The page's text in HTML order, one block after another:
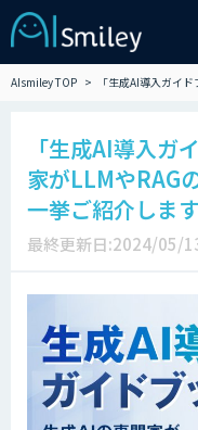
AIsmiley TOP 「生成AI導入ガイ
「生成AI導入ガ
家がLLMやRAG
一挙ご紹介しま
最終更新日:2024/05/